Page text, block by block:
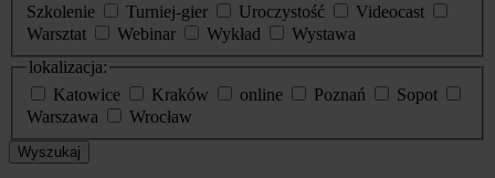
Szkolenie
Turniej-gier Uroczystość
Videocast
Warsztat
Webinar Wykład
Wystawa
lokalizacja:
Katowice
Kraków online Poznań
Sopot
Warszawa
Wrocław
Wyszukaj